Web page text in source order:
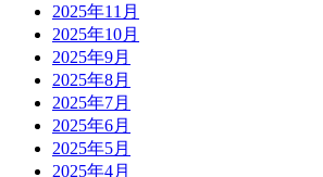
2025年11月
2025年10月
2025年9月
2025年8月
2025年7月
2025年6月
2025年5月
2025年4月